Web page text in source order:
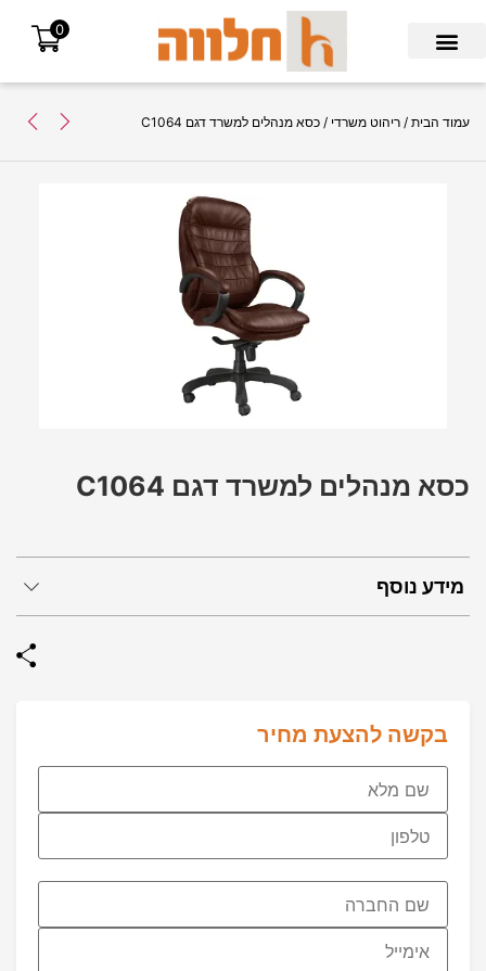
0
עמוד הבית / ריהוט משרדי / כסא מנהלים למשרד דגם C1064
מידע נוסף
כסא מנהלים למשרד דגם C1064
בקשה להצעת מחיר